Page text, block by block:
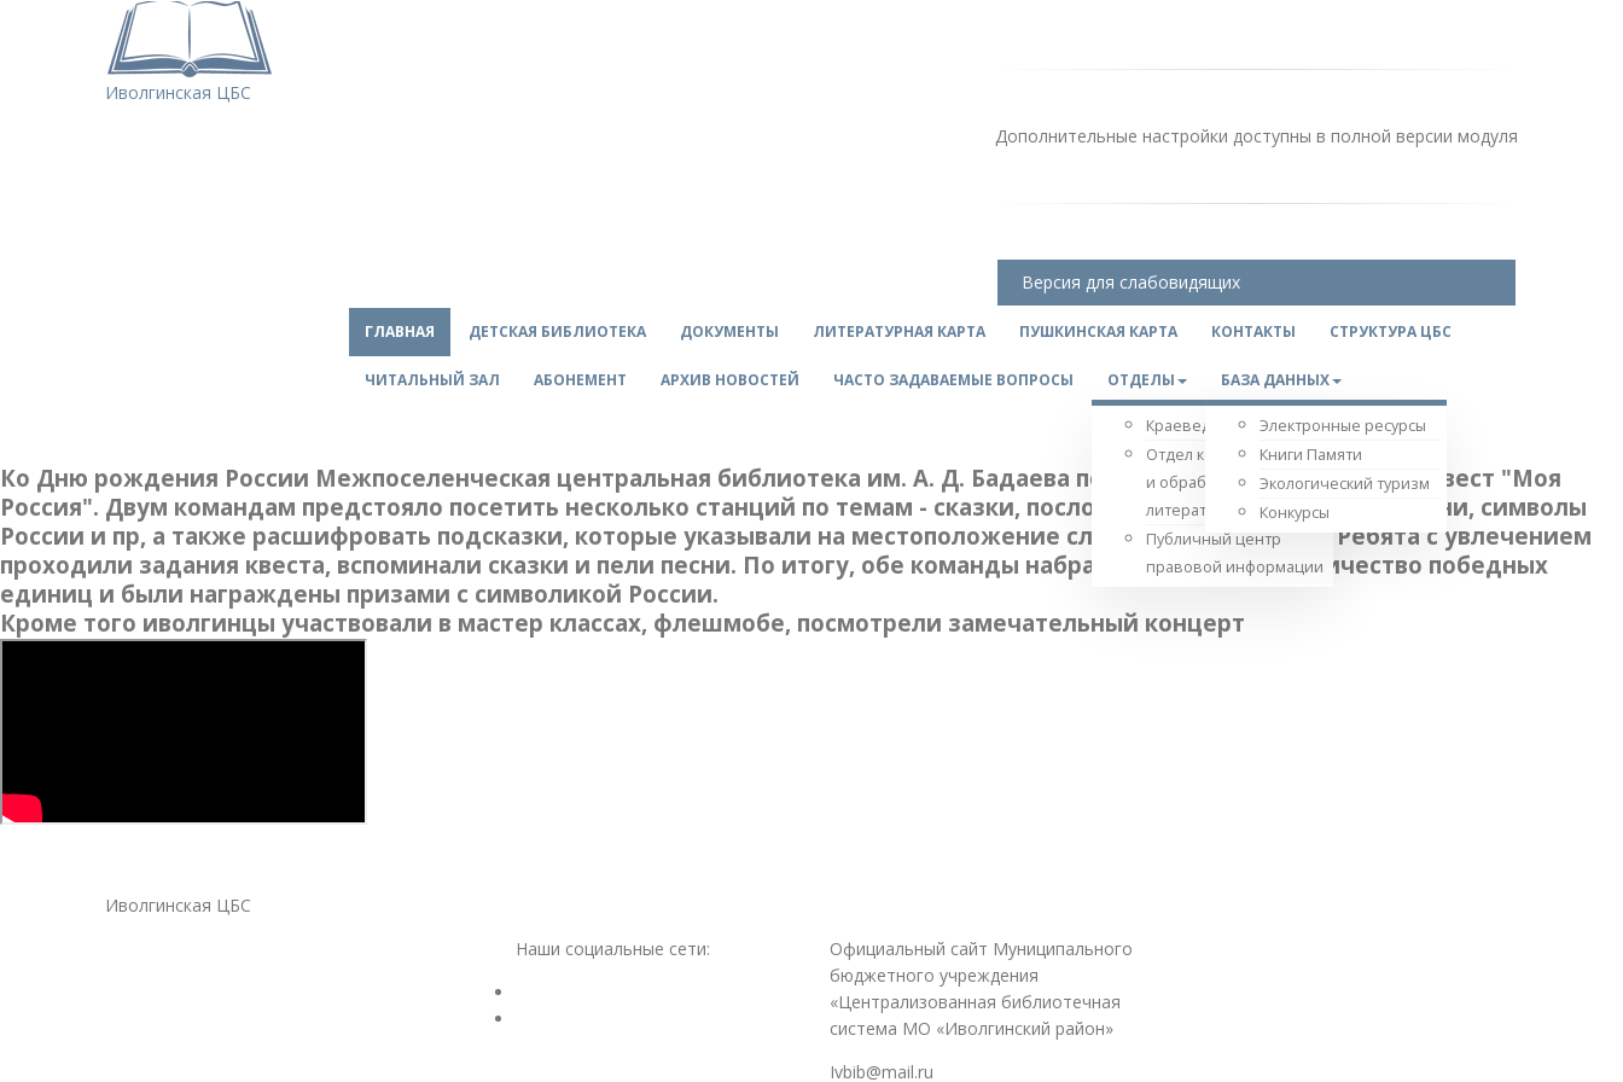
Иволгинская ЦБС
Дополнительные настройки доступны в полной версии модуля
Версия для слабовидящих
ГЛАВНАЯ ДЕТСКАЯ БИБЛИОТЕКА ДОКУМЕНТЫ ЛИТЕРАТУРНАЯ КАРТА ПУШКИНСКАЯ КАРТА КОНТАКТЫ СТРУКТУРА ЦБС
ЧИТАЛЬНЫЙ ЗАЛ АБОНЕМЕНТ АРХИВ НОВОСТЕЙ ЧАСТО ЗАДАВАЕМЫЕ ВОПРОСЫ ОТДЕЛЫ
Краеведческий отдел
Отдел комплектования
и обработки
литературы
Публичный центр
правовой информации
БАЗА ДАННЫХ
Электронные ресурсы
Книги Памяти
Экологический туризм
Конкурсы
Ко Дню рождения России Межпоселенческая центральная библиотека им. А. Д. Бадаева подготовила увлекательный квест "Моя
Россия". Двум командам предстояло посетить несколько станций по темам - сказки, пословицы, русские народные песни, символы
России и пр, а также расшифровать подсказки, которые указывали на местоположение следующего задания. Ребята с увлечением
проходили задания квеста, вспоминали сказки и пели песни. По итогу, обе команды набрали одинаковое количество победных
единиц и были награждены призами с символикой России.
Кроме того иволгинцы участвовали в мастер классах, флешмобе, посмотрели замечательный концерт
Иволгинская ЦБС
Наши социальные сети:
Официальный сайт Муниципального
бюджетного учреждения
«Централизованная библиотечная
система МО «Иволгинский район»
Ivbib@mail.ru